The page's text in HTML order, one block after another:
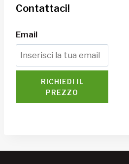
Contattaci!
Email
RICHIEDI IL
PREZZO